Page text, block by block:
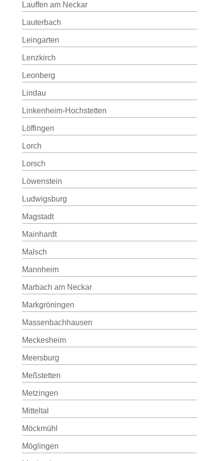
Lauffen am Neckar
Lauterbach
Leingarten
Lenzkirch
Leonberg
Lindau
Linkenheim-Hochstetten
Löffingen
Lorch
Lorsch
Löwenstein
Ludwigsburg
Magstadt
Mainhardt
Malsch
Mannheim
Marbach am Neckar
Markgröningen
Massenbachhausen
Meckesheim
Meersburg
Meßstetten
Metzingen
Mitteltal
Möckmühl
Möglingen